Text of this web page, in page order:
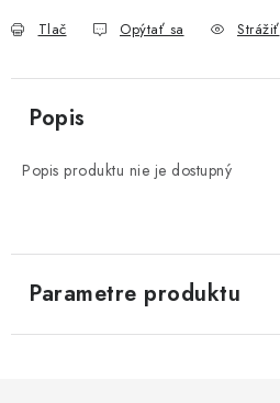
Tlač Opýtať sa Strážiť
Popis
Popis produktu nie je dostupný
Parametre produktu